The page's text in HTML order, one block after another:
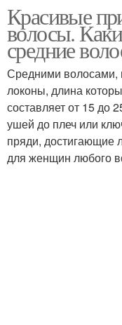
Красивые
волосы.
средние
Средними волосами,
локоны, длина
составляет от 15 до
ушей до плеч или
пряди, достигающие
для женщин любого